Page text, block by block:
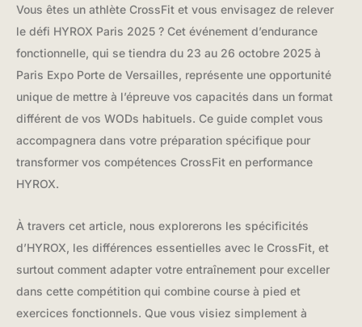
Vous êtes un athlète CrossFit et vous envisagez de relever
le défi HYROX Paris 2025 ? Cet événement d’endurance
fonctionnelle, qui se tiendra du 23 au 26 octobre 2025 à
Paris Expo Porte de Versailles, représente une opportunité
unique de mettre à l’épreuve vos capacités dans un format
différent de vos WODs habituels. Ce guide complet vous
accompagnera dans votre préparation spécifique pour
transformer vos compétences CrossFit en performance
HYROX.
À travers cet article, nous explorerons les spécificités
d’HYROX, les différences essentielles avec le CrossFit, et
surtout comment adapter votre entraînement pour exceller
dans cette compétition qui combine course à pied et
exercices fonctionnels. Que vous visiez simplement à